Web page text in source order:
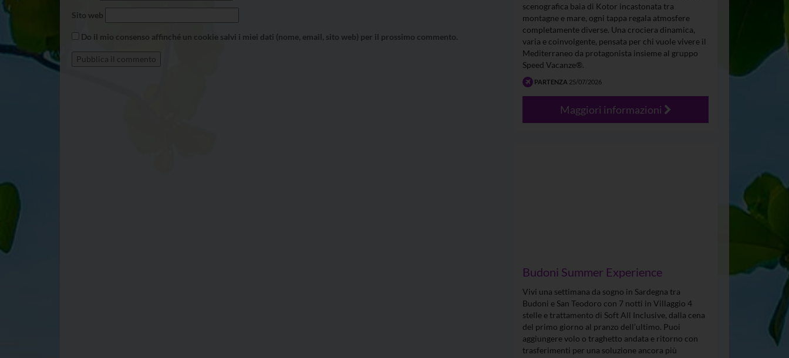
Sito web
Do il mio consenso affinché un cookie salvi i miei dati (nome, email, sito web) per il prossimo commento.
scenografica baia di Kotor incastonata tra
montagne e mare, ogni tappa regala atmosfere
completamente diverse. Una crociera dinamica,
varia e coinvolgente, pensata per chi vuole vivere il
Mediterraneo da protagonista insieme al gruppo
Speed Vacanze®.
PARTENZA 25/07/2026
Maggiori informazioni
Budoni Summer Experience
Vivi una settimana da sogno in Sardegna tra
Budoni e San Teodoro con 7 notti in Villaggio 4
stelle e trattamento di Soft All Inclusive, dalla cena
del primo giorno al pranzo dell’ultimo. Puoi
aggiungere volo o traghetto andata e ritorno con
trasferimenti per una soluzione ancora più